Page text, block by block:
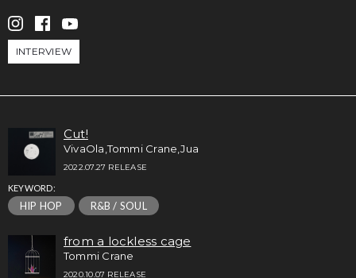
INTERVIEW
Cut!
VivaOla,Tommi Crane,Jua
2022.07.27 RELEASE
KEYWORD:
HIP HOP R&B / SOUL
from a lockless cage
Tommi Crane
2020.10.07 RELEASE